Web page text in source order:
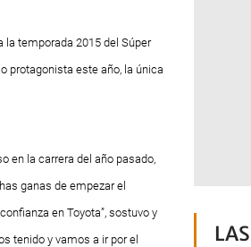
temporada 2015 del Súper
protagonista este año, la única
en la carrera del año pasado,
ganas de empezar el
en Toyota”, sostuvo y
tenido y vamos a ir por el